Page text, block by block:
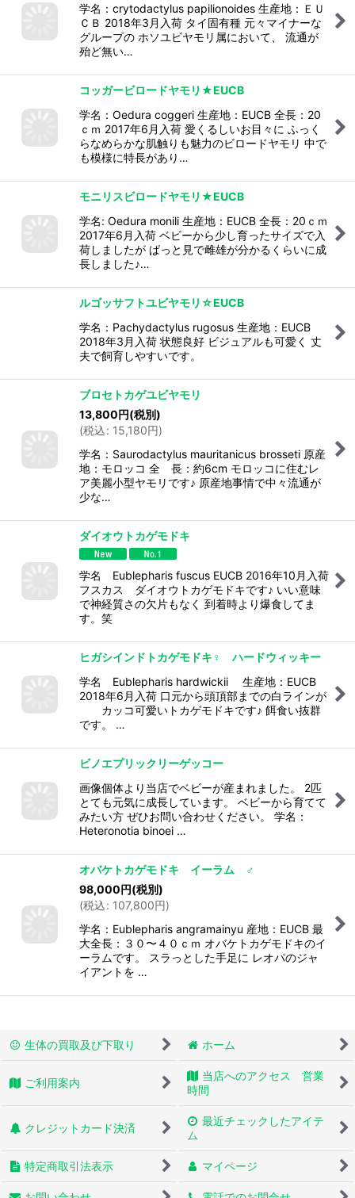
学名：crytodactylus papilionoides 生産地：ＥＵ
ＣＢ 2018年3月入荷 タイ固有種 元々マイナーな
グループの ホソユビヤモリ属において、 流通が
殆ど無い…
コッガービロードヤモリ★EUCB
学名：Oedura coggeri 生産地：EUCB 全長：20
ｃｍ 2017年6月入荷 愛くるしいお目々に ふっく
らなめらかな肌触りも魅力のビロードヤモリ 中で
も模様に特長があり…
モニリスビロードヤモリ★EUCB
学名: Oedura monili 生産地：EUCB 全長：20ｃｍ
2017年6月入荷 ベビーから少し育ったサイズで入
荷しましたが ぱっと見で雌雄が分かるくらいに成
長しました♪…
ルゴッサフトユビヤモリ☆EUCB
学名：Pachydactylus rugosus 生産地：EUCB
2018年3月入荷 状態良好 ビジュアルも可愛く 丈
夫で飼育しやすいです。
ブロセトカゲユビヤモリ
13,800円(税別)
(税込: 15,180円)
学名：Saurodactylus mauritanicus brosseti 原産
地：モロッコ 全 長：約6cm モロッコに住むレ
ア美麗小型ヤモリです♪ 原産地事情で中々流通が
少な…
ダイオウトカゲモドキ
学名 Eublepharis fuscus EUCB 2016年10月入荷
フスカス ダイオウトカゲモドキです♪ いい意味
で神経質さの欠片もなく 到着時より爆食してま
す。笑
ヒガシインドトカゲモドキ♀ ハードウィッキー
学名 Eublepharis hardwickii 生産地：EUCB
2018年6月入荷 口元から頭頂部までの白ラインが
カッコ可愛いトカゲモドキです♪ 餌食い抜群
です。 …
ビノエプリックリーゲッコー
画像個体より当店でベビーが産まれました。 2匹
とても元気に成長しています。 ベビーから育てて
みたい方 ぜひお問い合わせください。 学名：
Heteronotia binoei …
オバケトカゲモドキ イーラム ♂
98,000円(税別)
(税込: 107,800円)
学名：Eublepharis angramainyu 産地：EUCB 最
大全長：３０〜４０ｃｍ オバケトカゲモドキのイ
ーラムです。 スラっとした手足に レオパのジャ
イアントを …
生体の買取及び下取り ホーム
ご利用案内
当店へのアクセス 営業
時間
クレジットカード決済
最近チェックしたアイテ
ム
特定商取引法表示 マイページ